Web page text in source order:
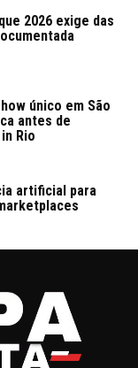
2026 exige das
único em São
antes de
Rio
artificial para